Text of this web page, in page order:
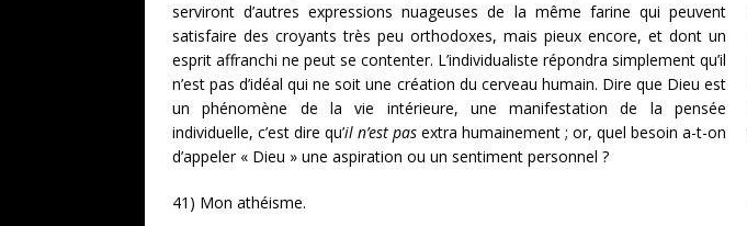
serviront d’autres expressions nuageuses de la même farine qui peuvent
satisfaire des croyants très peu orthodoxes, mais pieux encore, et dont un
esprit affranchi ne peut se contenter. L’individualiste répondra simplement qu’il
n’est pas d’idéal qui ne soit une création du cerveau humain. Dire que Dieu est
un phénomène de la vie intérieure, une manifestation de la pensée
individuelle, c’est dire qu’il n’est pas extra humainement ; or, quel besoin a-t-on
d’appeler « Dieu » une aspiration ou un sentiment personnel ?
41) Mon athéisme.